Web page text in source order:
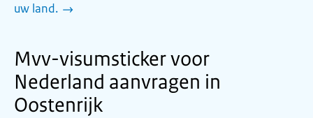
uw land.
Mvv-visumsticker voor
Nederland aanvragen in
Oostenrijk